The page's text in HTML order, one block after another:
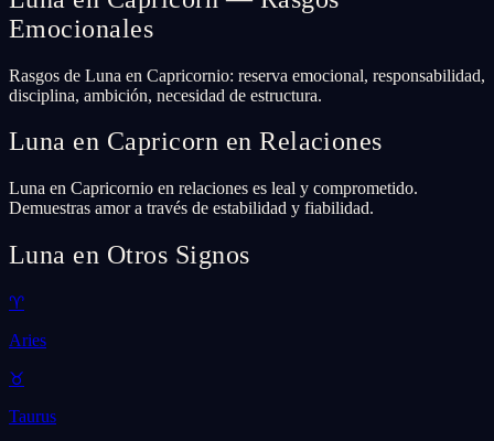
Emocionales
Rasgos de Luna en Capricornio: reserva emocional, responsabilidad,
disciplina, ambición, necesidad de estructura.
Luna en Capricorn en Relaciones
Luna en Capricornio en relaciones es leal y comprometido.
Demuestras amor a través de estabilidad y fiabilidad.
Luna en Otros Signos
♈
Aries
♉
Taurus